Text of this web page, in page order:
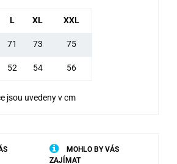
L XL XXL
71 73 75
52 54 56
jsou uvedeny v cm
MOHLO BY VÁS
ZAJÍMAT